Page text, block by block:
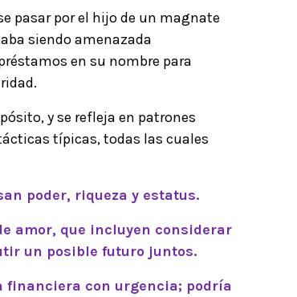
pasar por el hijo de un magnate
siendo amenazada
en su nombre para
y se refleja en patrones
típicas, todas las cuales
poder, riqueza y estatus.
amor, que incluyen considerar
un posible futuro juntos.
financiera con urgencia; podría